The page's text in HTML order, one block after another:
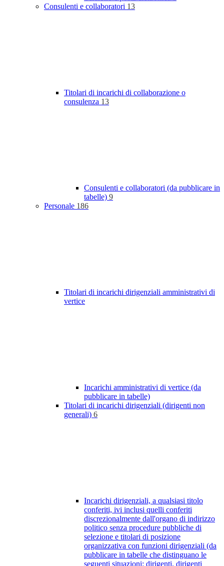
Consulenti e collaboratori 13
Titolari di incarichi di collaborazione o
consulenza 13
Consulenti e collaboratori (da pubblicare in
tabelle) 9
Personale 186
Titolari di incarichi dirigenziali amministrativi di
vertice
Incarichi amministrativi di vertice (da
pubblicare in tabelle)
Titolari di incarichi dirigenziali (dirigenti non
generali) 6
Incarichi dirigenziali, a qualsiasi titolo
conferiti, ivi inclusi quelli conferiti
discrezionalmente dall'organo di indirizzo
politico senza procedure pubbliche di
selezione e titolari di posizione
organizzativa con funzioni dirigenziali (da
pubblicare in tabelle che distinguano le
seguenti situazioni: dirigenti, dirigenti